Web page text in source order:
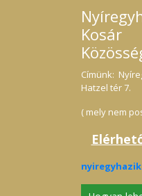
Kosár
Címünk:
Hatzel tér 7.
( mely nem